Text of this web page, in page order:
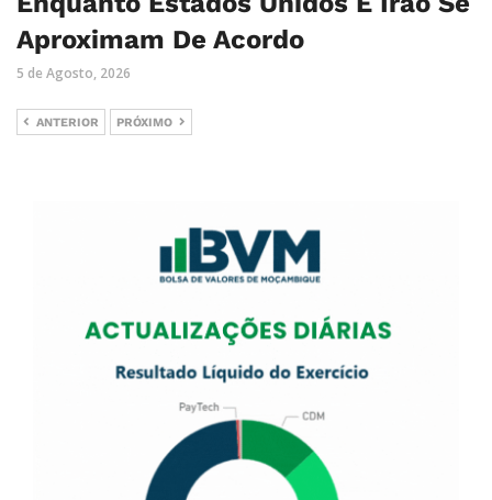
Aproximam De Acordo
5 de Agosto, 2026
ANTERIOR PRÓXIMO